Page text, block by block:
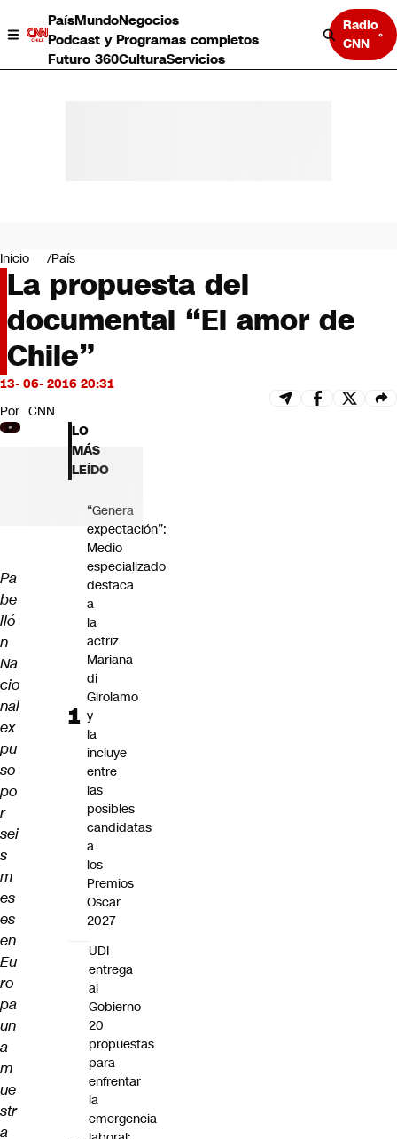
PaísMundoNegocios
Podcast y Programas completos
Futuro 360CulturaServicios
Radio
CNN
Negocios
Deportes
Programas completos
Cultura
Servicios
Bits
CNN tiempo
Futuro 360
Opinión
Inicio País
La propuesta del
documental “El amor de
Chile”
13- 06- 2016 20:31
Por CNN
Pa
be
lló
n
Na
cio
nal
ex
pu
so
po
r
sei
s
m
es
es
en
Eu
ro
pa
un
a
m
ue
str
a
LO
MÁS
LEÍDO
“Genera
expectación”:
Medio
especializado
destaca
a
la
actriz
Mariana
di
Girolamo
y
la
incluye
entre
las
posibles
candidatas
a
los
Premios
Oscar
2027
UDI
entrega
al
Gobierno
20
propuestas
para
enfrentar
la
emergencia